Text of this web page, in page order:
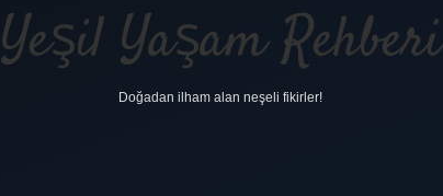
Yeşil Yaşam Rehberi
Doğadan ilham alan neşeli fikirler!